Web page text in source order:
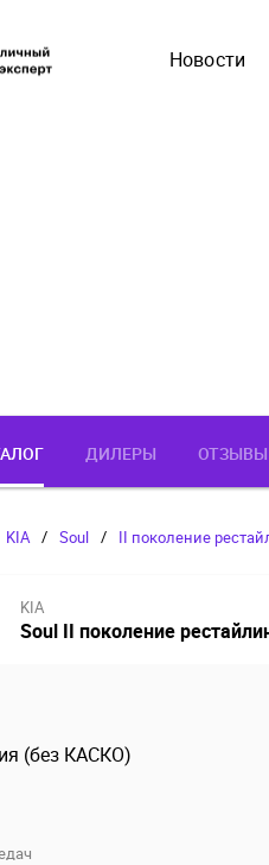
Новости
ДИЛЕРЫ ОТЗЫВЫ
KIA / Soul / II поколение
KIA
Soul II поколение
(без КАСКО)